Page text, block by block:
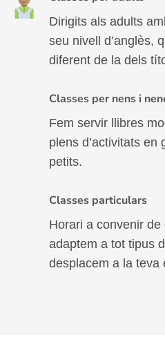
Dirigits als adults
seu nivell d’anglès,
diferent de la dels
Classes per nens i
Fem servir llibres
plens d’activitats en
petits.
Classes particulars
Horari a convenir
adaptem a tot tipus
desplacem a la teva